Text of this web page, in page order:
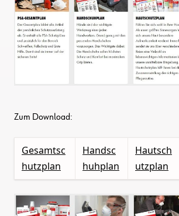
Zum Download:
Gesamtsc
hutzplan
Handsc
huhplan
Hautsch
utzplan